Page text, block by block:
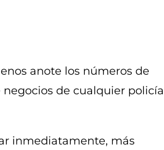
anote los números de
de cualquier policía
inmediatamente, más